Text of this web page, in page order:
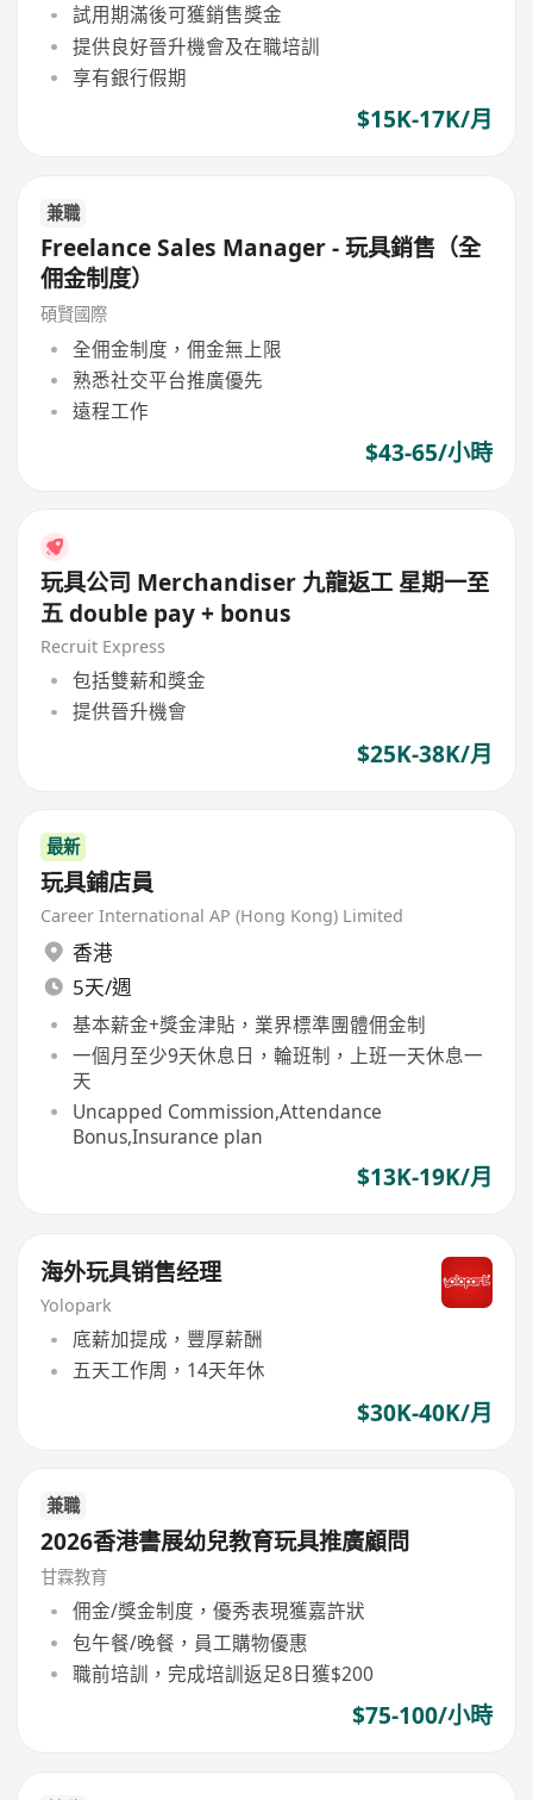
試用期滿後可獲銷售獎金
提供良好晉升機會及在職培訓
享有銀行假期
$15K-17K/月
兼職
Freelance Sales Manager - 玩具銷售（全
佣金制度）
碩賢國際
全佣金制度，佣金無上限
熟悉社交平台推廣優先
遠程工作
$43-65/小時
玩具公司 Merchandiser 九龍返工 星期一至
五 double pay + bonus
Recruit Express
包括雙薪和獎金
提供晉升機會
$25K-38K/月
最新
玩具鋪店員
Career International AP (Hong Kong) Limited
香港
5天/週
基本薪金+獎金津貼，業界標準團體佣金制
一個月至少9天休息日，輪班制，上班一天休息一
天
Uncapped Commission,Attendance
Bonus,Insurance plan
$13K-19K/月
海外玩具销售经理
Yolopark
底薪加提成，豐厚薪酬
五天工作周，14天年休
$30K-40K/月
兼職
2026香港書展幼兒教育玩具推廣顧問
甘霖教育
佣金/獎金制度，優秀表現獲嘉許狀
包午餐/晚餐，員工購物優惠
職前培訓，完成培訓返足8日獲$200
$75-100/小時